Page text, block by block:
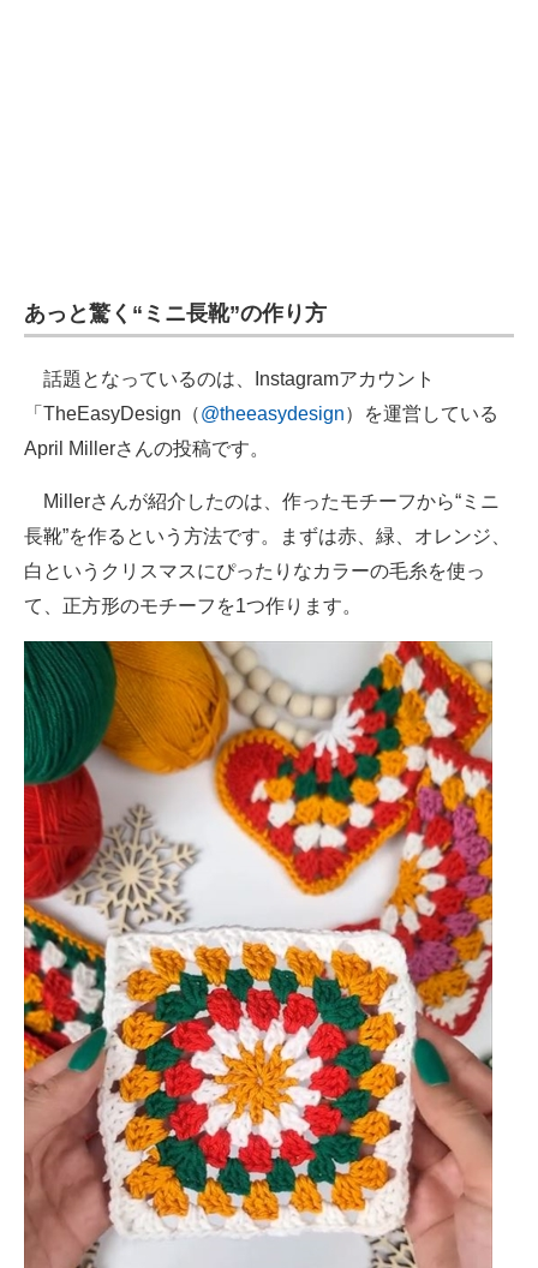
電子設計の基本と応用
エネルギーの専門メディア
建設×テクノロジーの最前線
あっと驚く“ミニ長靴”の作り方
話題となっているのは、Instagramアカウント
「TheEasyDesign（@theeasydesign）を運営している
April Millerさんの投稿です。
Millerさんが紹介したのは、作ったモチーフから“ミニ
長靴”を作るという方法です。まずは赤、緑、オレンジ、
白というクリスマスにぴったりなカラーの毛糸を使っ
て、正方形のモチーフを1つ作ります。